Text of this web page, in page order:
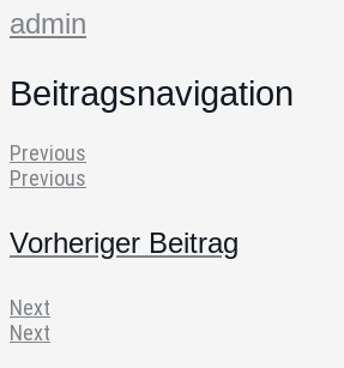
admin
Beitragsnavigation
Previous
Previous
Vorheriger Beitrag
Next
Next